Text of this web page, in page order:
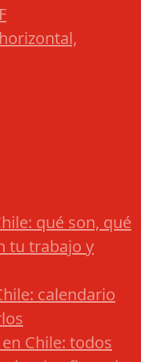
qué son, qué
tu trabajo y
calendario
Chile: todos